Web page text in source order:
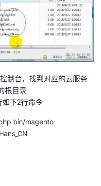
制台，找到对应的云服务
根目录
如下2行命令
bin/magento